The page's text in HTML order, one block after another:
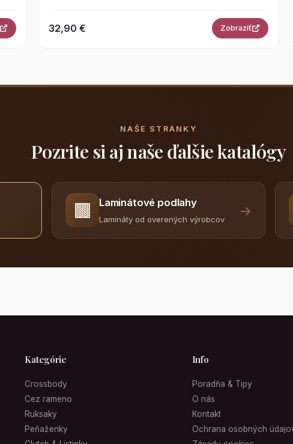
32,90 € Zobraziť
NAŠE STRÁNKY
Pozrite si aj naše ďalšie katalógy
🟫 Laminátové podlahy
Lamináty od overených výrobcov
→
Kategórie
Crossbody
Cez rameno
Ruksaky
Peňaženky
Info
Poradňa & Tipy
O nás
Kontakt
Ochrana osobných